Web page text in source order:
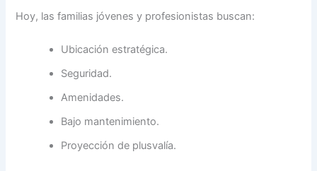
Hoy, las familias jóvenes y profesionistas buscan:
Ubicación estratégica.
Seguridad.
Amenidades.
Bajo mantenimiento.
Proyección de plusvalía.